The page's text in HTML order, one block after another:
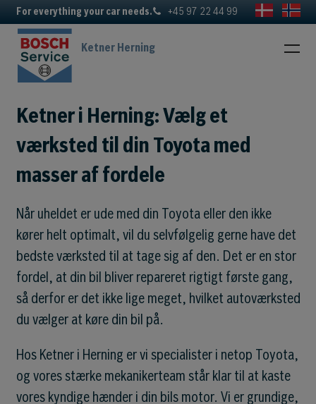
For everything your car needs. +45 97 22 44 99
Ketner Herning
Ketner i Herning: Vælg et
værksted til din Toyota med
masser af fordele
Når uheldet er ude med din Toyota eller den ikke
kører helt optimalt, vil du selvfølgelig gerne have det
bedste værksted til at tage sig af den. Det er en stor
fordel, at din bil bliver repareret rigtigt første gang,
så derfor er det ikke lige meget, hvilket autoværksted
du vælger at køre din bil på.
Hos Ketner i Herning er vi specialister i netop Toyota,
og vores stærke mekanikerteam står klar til at kaste
vores kyndige hænder i din bils motor. Vi er grundige,